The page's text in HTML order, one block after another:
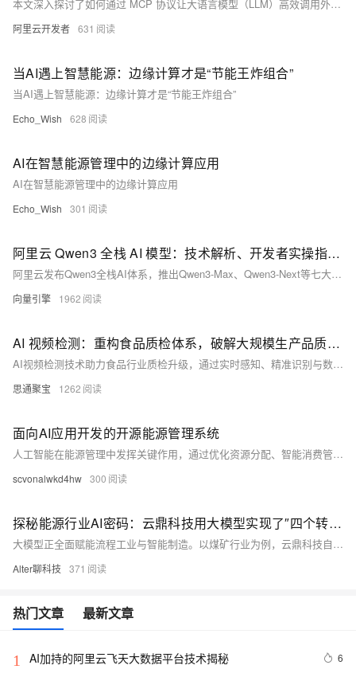
本文深入探讨了如何通过 MCP 协议让大语言模型（LLM）高效调用外部工具，并结合多个实际场景展示了 MCP 在 AI 应用中的价值和未来潜力。
阿里云开发者 631
当AI遇上智慧能源：边缘计算才是“节能王炸组合”
当AI遇上智慧能源：边缘计算才是“节能王炸组合”
Echo_Wish 628
AI在智慧能源管理中的边缘计算应用
AI在智慧能源管理中的边缘计算应用
Echo_Wish 301
阿里云 Qwen3 全栈 AI 模型：技术解析、开发者实操指南与 100 万企业落地案例
阿里云发布Qwen3全栈AI体系，推出Qwen3-Max、Qwen3-Next等七大模型，性能全球领先，开源生态超6亿次下载。支持百万级上下文、多模态理解，训练成本降90%，助力企业高效落地AI。覆盖制造、金融、创作等场景，提供无代码与代码级开发工具，共建超级AI云生态。
向量引擎 1962
AI 视频检测：重构食品质检体系，破解大规模生产品质难题
AI视频检测技术助力食品行业质检升级，通过实时感知、精准识别与数据驱动，实现从加工到成品的全流程智能管控，解决传统质检效率低、标准不统一等问题。
思通聚宝 1262
面向AI应用开发的开源能源管理系统
人工智能在能源管理中发挥关键作用，通过优化资源分配、智能消费管理、精准监测预测以及改善客户体验等多方面推动行业转型。MyEMS作为重要工具，基于Python语言集成AI技术，实现数据采集处理、负荷预测、能源优化控制、故障诊断预警及可视化展示等功能，提供全面智能化解决方案，助力可持续发展与能源效率提升。
scvonalwkd4hw 300
探秘能源行业AI密码：云鼎科技用大模型实现了″四个转变″
大模型正全面赋能流程工业与智能制造。以煤矿行业为例，云鼎科技自2022年起探索大模型应用，从验证到研发再到推广，构建了“1+4+N”智能化方案，实现115类场景落地，并拓展至化工、电力等领域。大模型带来“四个改变”：由被动监管转向本质安全、劳动密集转向精简高效、粗放管理转向质量效益、分散重复转向集约高效。实际成效显著，如兴隆庄煤矿减少岗位人员39人，济宁二号井煤矿每年增利400多万。云鼎科技还基于DeepSeek等模型打造垂域矿山大模型，推动全产业智能化升级，助力企业轻松算清经济账，吸引更多企业拥抱大模型浪潮。
Alter聊科技 371
热门文章 最新文章
1 AI加持的阿里云飞天大数据平台技术揭秘 6